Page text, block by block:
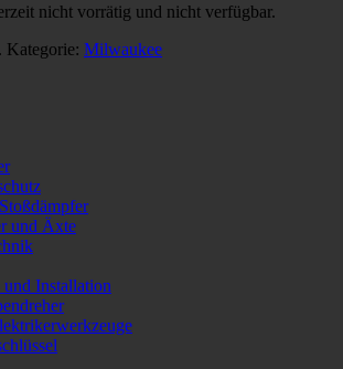
nicht vorrätig und nicht verfügbar.
Kategorie: Milwaukee
und Äxte
und Installation